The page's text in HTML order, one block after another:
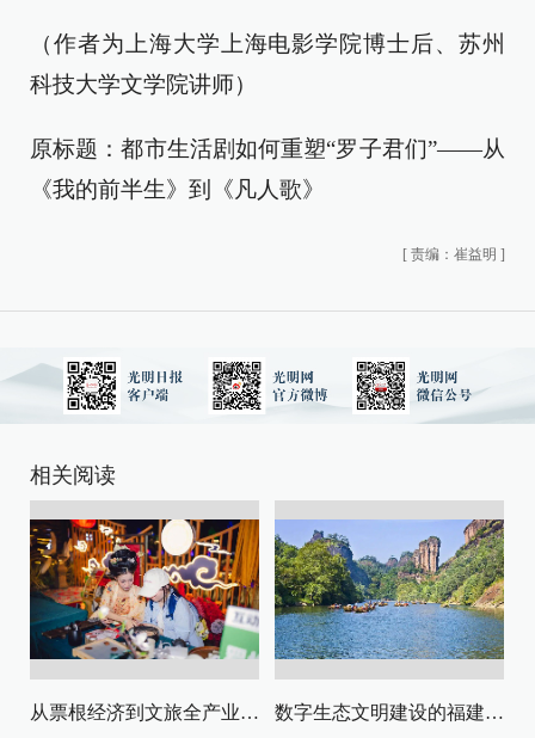
（作者为上海大学上海电影学院博士后、苏州
科技大学文学院讲师）
原标题：都市生活剧如何重塑“罗子君们”——从
《我的前半生》到《凡人歌》
[ 责编：崔益明 ]
相关阅读
从票根经济到文旅全产业链升级 数字生态文明建设的福建路径与启示